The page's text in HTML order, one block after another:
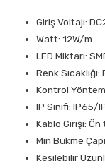
Giriş Voltajı:
Watt: 12W/m
LED Miktarı:
Renk
Kontrol
IP Sınıfı: IP65/
Kablo Girişi:
Min Bükme
Kesilebilir